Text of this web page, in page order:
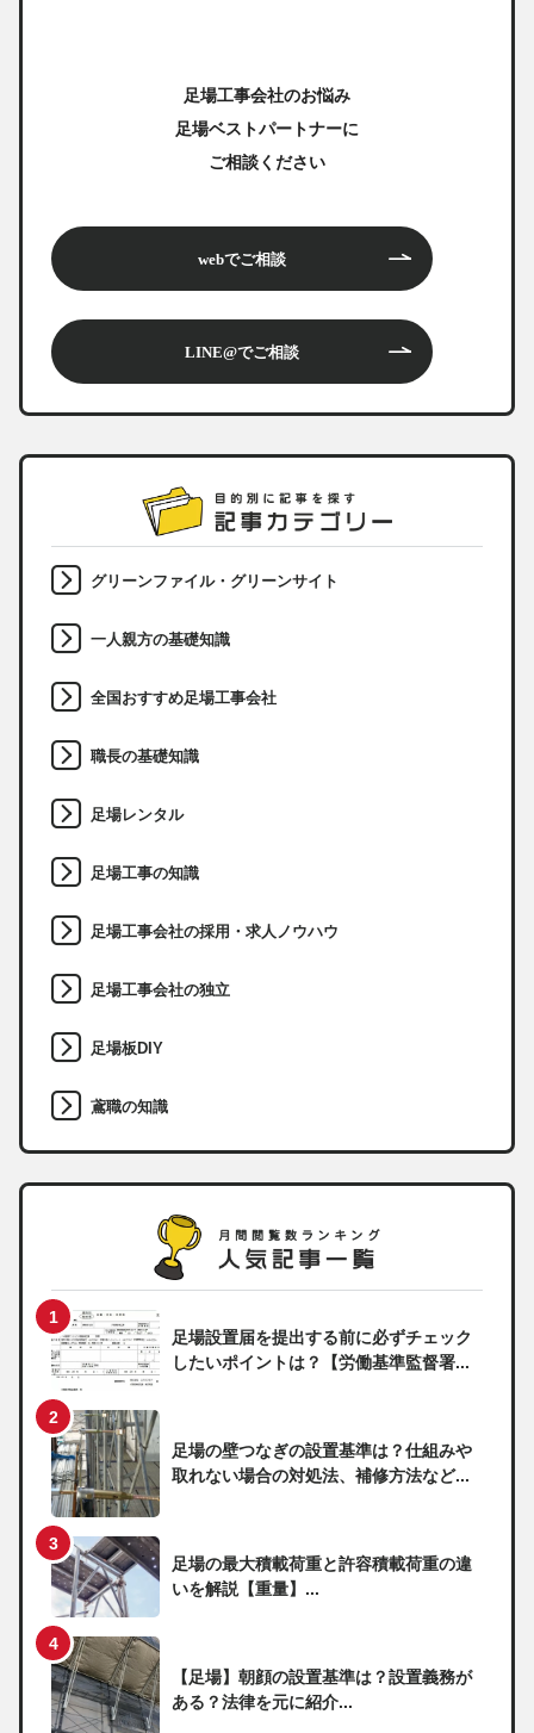
足場工事会社のお悩み
足場ベストパートナーに
ご相談ください
webでご相談
LINE@でご相談
グリーンファイル・グリーンサイト
一人親方の基礎知識
全国おすすめ足場工事会社
職長の基礎知識
足場レンタル
足場工事の知識
足場工事会社の採用・求人ノウハウ
足場工事会社の独立
足場板DIY
鳶職の知識
足場設置届を提出する前に必ずチェック
したいポイントは？【労働基準監督署...
足場の壁つなぎの設置基準は？仕組みや
取れない場合の対処法、補修方法など...
足場の最大積載荷重と許容積載荷重の違
いを解説【重量】...
【足場】朝顔の設置基準は？設置義務が
ある？法律を元に紹介...